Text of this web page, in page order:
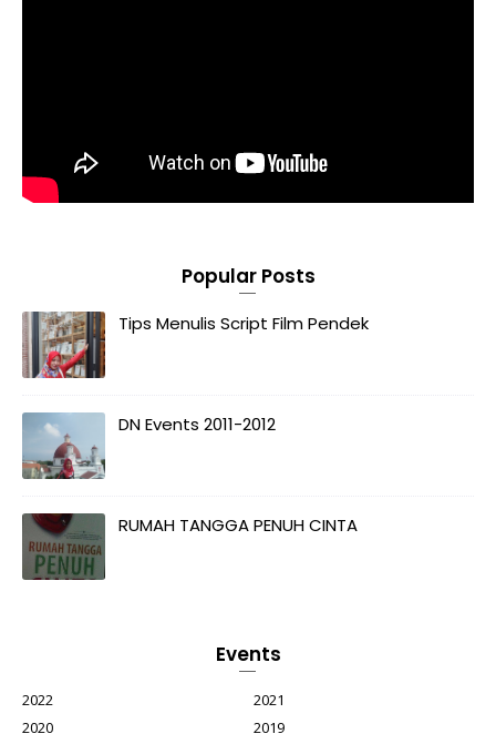
Popular Posts
Tips Menulis Script Film Pendek
DN Events 2011-2012
RUMAH TANGGA PENUH CINTA
Events
2022
2021
2020
2019